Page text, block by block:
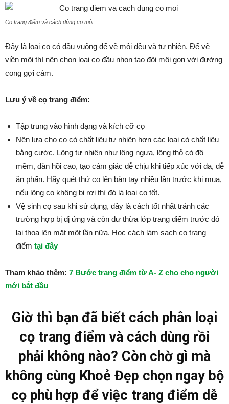
Cọ trang điểm và cách dùng cọ môi
Đây là loại cọ có đầu vuông để vẽ môi đều và tự nhiên. Để vẽ
viền môi thì nên chọn loại cọ đầu nhọn tạo đôi môi gọn với đường
cong gợi cảm.
Lưu ý về cọ trang điểm:
Tập trung vào hình dạng và kích cỡ cọ
Nên lựa chọ cọ có chất liệu tự nhiên hơn các loại có chất liệu
bằng cước. Lông tự nhiên như lông ngựa, lông thỏ có độ
mềm, đàn hồi cao, tạo cảm giác dễ chịu khi tiếp xúc với da, dễ
ăn phấn. Hãy quét thử cọ lên bàn tay nhiều lần trước khi mua,
nếu lông cọ không bị rơi thì đó là loại cọ tốt.
Vệ sinh cọ sau khi sử dụng, đây là cách tốt nhất tránh các
trường hợp bị dị ứng và còn dư thừa lớp trang điểm trước đó
lại thoa lên mặt một lần nữa. Học cách làm sạch cọ trang
điểm tại đây
Tham khảo thêm: 7 Bước trang điểm từ A- Z cho cho người
mới bắt đầu
Giờ thì bạn đã biết cách phân loại
cọ trang điểm và cách dùng rồi
phải không nào? Còn chờ gì mà
không cùng Khoẻ Đẹp chọn ngay bộ
cọ phù hợp để việc trang điểm dễ